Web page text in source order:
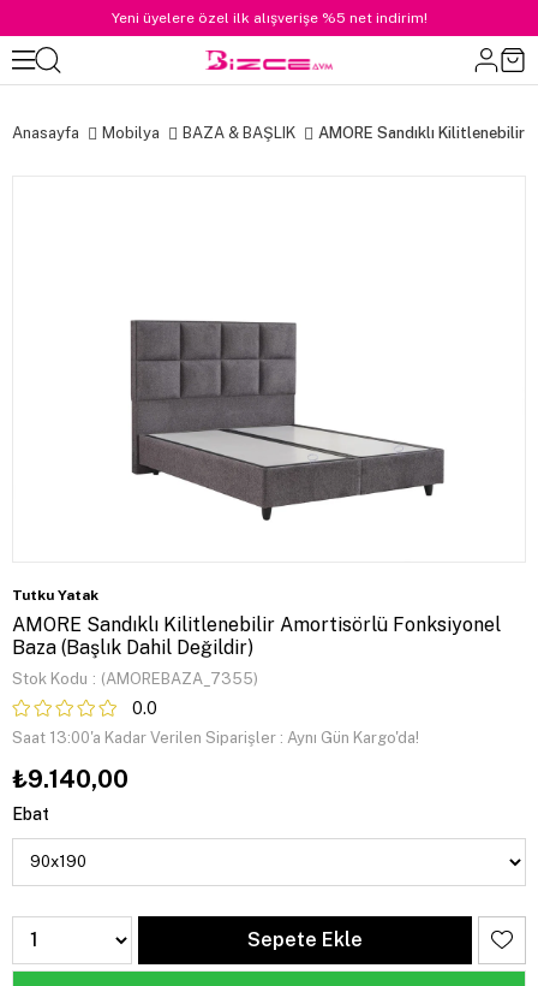
Yeni üyelere özel ilk alışverişe %5 net indirim!
Anasayfa Mobilya BAZA & BAŞLIK
Tutku Yatak
AMORE Sandıklı Kilitlenebilir Amortisörlü Fonksiyonel
Baza (Başlık Dahil Değildir)
Stok Kodu (AMOREBAZA_7355)
0.0
Saat 13:00'a Kadar Verilen Siparişler : Aynı Gün Kargo'da!
₺9.140,00
Ebat